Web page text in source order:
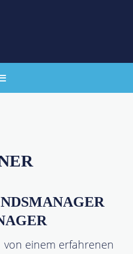
von einem erfahrenen